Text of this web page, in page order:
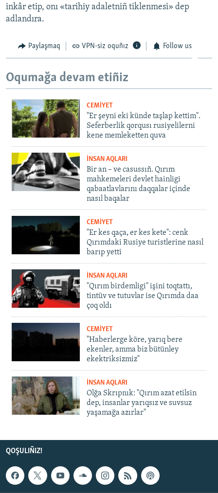
inkâr etip, onı «tarihiy adaletniñ tiklenmesi» dep
adlandıra.
Paylaşmaq VPN-siz oquñız Follow us
Oqumağa devam etiñiz
CEMİYET
"Er şeyni eki künde taşlap kettim".
Seferberlik qorqusı rusiyelilerni
kene memleketten quva
İNSAN AQLARI
Bir an – ve casussıñ. Qırım
mahkemeleri devlet hainligi
qabaatlavlarını daqqalar içinde
nasıl baqalar
CEMİYET
"Er kes qaça, er kes kete": cenk
Qırımdaki Rusiye turistlerine nasıl
barıp yetti
İNSAN AQLARI
"Qırım birdemligi" işini toqtattı,
tintüv ve tutuvlar ise Qırımda daa
çoq oldı
CEMİYET
"Haberlerge köre, yarıq bere
ekenler, amma biz bütünley
ekektriksizmiz"
İNSAN AQLARI
Olğa Skrıpnık: "Qırım azat etilsin
dep, insanlar yarıqsız ve suvsuz
yaşamağa azırlar"
QOŞULIÑIZ!